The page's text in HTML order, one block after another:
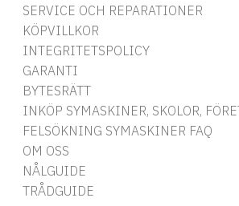
SERVICE OCH REPARATIONER
KÖPVILLKOR
INTEGRITETSPOLICY
GARANTI
BYTESRÄTT
INKÖP SYMASKINER, SKOLOR,
FELSÖKNING SYMASKINER FAQ
OM OSS
NÅLGUIDE
TRÅDGUIDE